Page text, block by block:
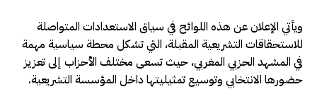
ويأتي الإعلان عن هذه اللوائح في سياق الاستعدادات المتواصلة
للاستحقاقات التشريعية المقبلة، التي تشكل محطة سياسية مهمة
في المشهد الحزبي المغربي، حيث تسعى مختلف الأحزاب إلى تعزيز
حضورها الانتخابي وتوسيع تمثيليتها داخل المؤسسة التشريعية.